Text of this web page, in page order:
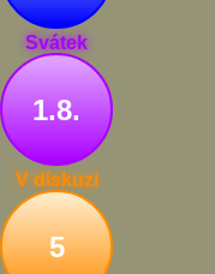
Svátek
1.8.
V diskuzi
5